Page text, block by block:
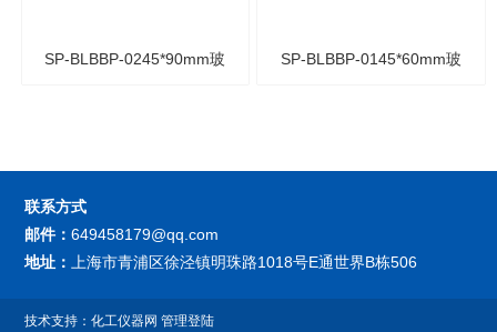
SP-BLBBP-0245*90mm玻 SP-BLBBP-0145*60mm玻
联系方式
邮件：649458179@qq.com
地址：
上海市青浦区徐泾镇明珠路1018号E通世界B栋506
技术支持：化工仪器网 管理登陆